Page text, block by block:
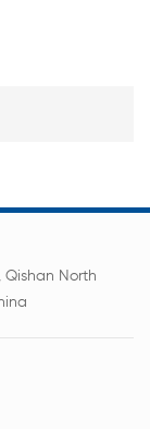
Qishan North